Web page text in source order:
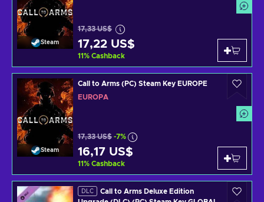
Steam
17,33 US$
17,22 US$
11% Cashback
Steam
Call to Arms (PC) Steam Key EUROPE
EUROPA
17,33 US$ -7%
16,17 US$
11% Cashback
DLC
Call to Arms Deluxe Edition